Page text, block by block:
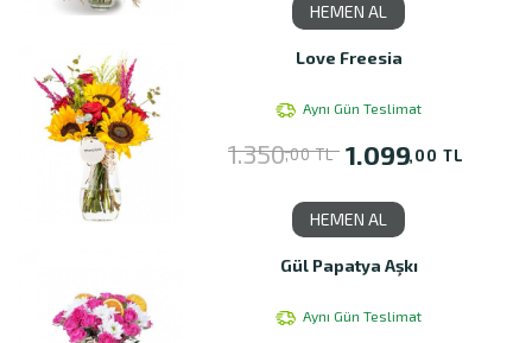
HEMEN AL
Love Freesia
Aynı Gün Teslimat
1.350,00 TL 1.099,00 TL
HEMEN AL
Gül Papatya Aşkı
Aynı Gün Teslimat